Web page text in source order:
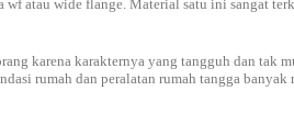
atau wide flange. Material satu ini sangat
karena karakternya yang tangguh dan tak
rumah dan peralatan rumah tangga